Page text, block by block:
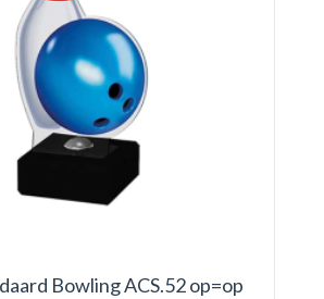
Bowling ACS.52 op=op